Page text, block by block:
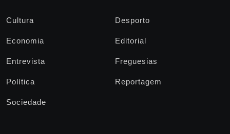
Cultura Desporto
Economia Editorial
Entrevista Freguesias
Política Reportagem
Sociedade